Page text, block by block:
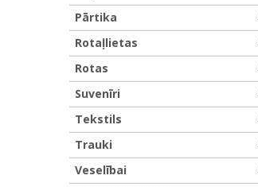
Pārtika
Rotaļlietas
Rotas
Suvenīri
Tekstils
Trauki
Veselībai